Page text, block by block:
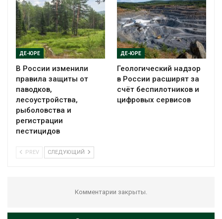
ДЕ-ЮРЕ
В России изменили
правила защиты от
паводков,
лесоустройства,
рыболовства и
регистрации
пестицидов
ДЕ-ЮРЕ
Геологический надзор
в России расширят за
счёт беспилотников и
цифровых сервисов
PREV СЛЕДУЮЩИЙ
Комментарии закрыты.